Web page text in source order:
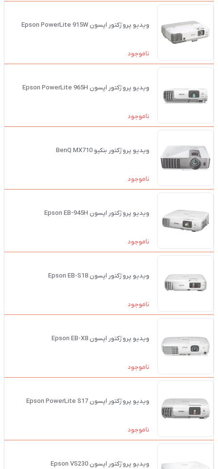
ویدیو پروژکتور اپسون Epson PowerLite 915W
ناموجود
ویدیو پروژکتور اپسون Epson PowerLite 965H
ناموجود
ویدیو پروژکتور بنکیو BenQ MX710
ناموجود
ویدیو پروژکتور اپسون Epson EB-945H
ناموجود
ویدیو پروژکتور اپسون Epson EB-S18
ناموجود
ویدیو پروژکتور اپسون Epson EB-X8
ناموجود
ویدیو پروژکتور اپسون Epson PowerLite S17
ناموجود
ویدیو پروژکتور اپسون Epson VS230